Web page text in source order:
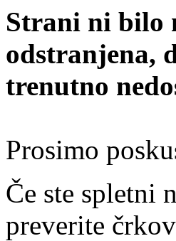
Strani ni bilo
odstranjena,
trenutno
Prosimo
Če ste spletni
preverite